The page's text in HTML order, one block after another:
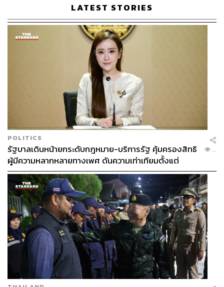
LATEST STORIES
POLITICS
รัฐบาลเดินหน้ายกระดับกฎหมาย-บริการรัฐ คุ้มครองสิทธิ
ผู้มีความหลากหลายทางเพศ ดันความเท่าเทียมตั้งแต่
หลักสูตรในห้องเรียนถึงที่ทำงาน
...